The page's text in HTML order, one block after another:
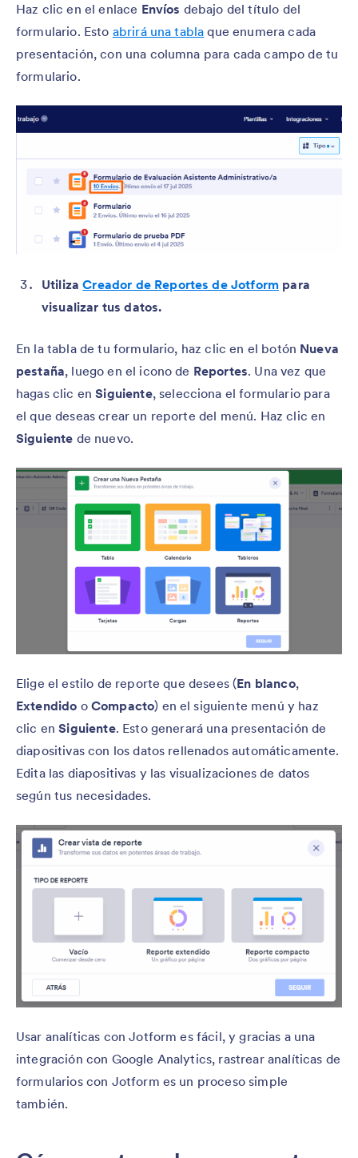
Haz clic en el enlace Envíos debajo del título del
formulario. Esto abrirá una tabla que enumera cada
presentación, con una columna para cada campo de tu
formulario.
UtilizaCreador de Reportes de Jotform para
visualizar tus datos.
En la tabla de tu formulario, haz clic en el botón Nueva
pestaña, luego en el icono de Reportes. Una vez que
hagas clic enSiguiente, selecciona el formulario para
el que deseas crear un reporte del menú. Haz clic en
Siguiente de nuevo.
Elige el estilo de reporte que desees (En blanco,
Extendido o Compacto) en el siguiente menú y haz
clic enSiguiente. Esto generará una presentación de
diapositivas con los datos rellenados automáticamente.
Edita las diapositivas y las visualizaciones de datos
según tus necesidades.
Usar analíticas con Jotform es fácil, y gracias a una
integración con Google Analytics, rastrear analíticas de
formularios con Jotform es un proceso simple
también.